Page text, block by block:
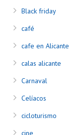
Black friday
café
cafe en Alicante
calas alicante
Carnaval
Celíacos
cicloturismo
cine